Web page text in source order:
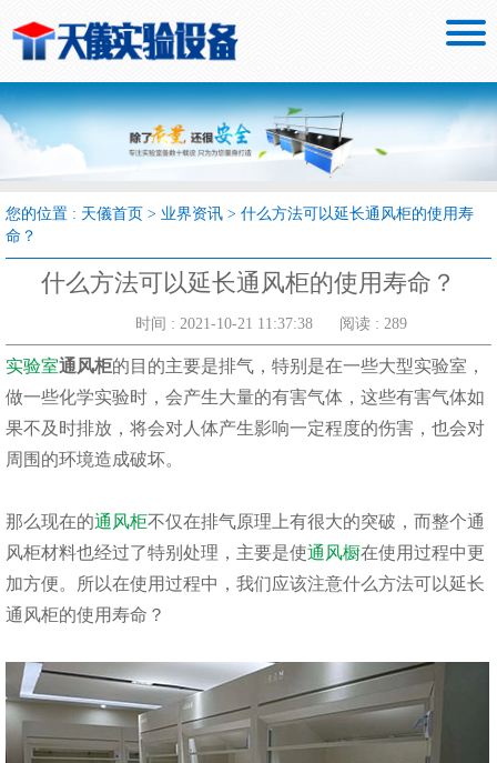

您的位置 : 天儀首页 > 业界资讯 > 什么方法可以延长通风柜的使用寿
命？
什么方法可以延长通风柜的使用寿命？
时间 : 2021-10-21 11:37:38 阅读 : 289
实验室通风柜的目的主要是排气，特别是在一些大型实验室，
做一些化学实验时，会产生大量的有害气体，这些有害气体如
果不及时排放，将会对人体产生影响一定程度的伤害，也会对
周围的环境造成破坏。
那么现在的通风柜不仅在排气原理上有很大的突破，而整个通
风柜材料也经过了特别处理，主要是使通风橱在使用过程中更
加方便。所以在使用过程中，我们应该注意什么方法可以延长
通风柜的使用寿命？